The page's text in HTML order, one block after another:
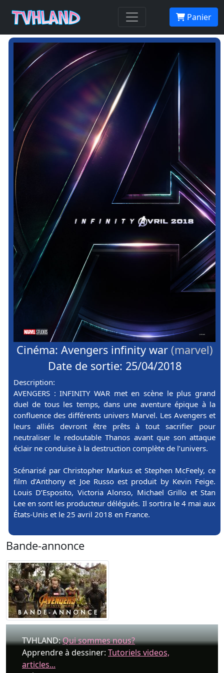
Panier
Cinéma: Avengers infinity war (marvel)
Date de sortie: 25/04/2018
Description:
AVENGERS : INFINITY WAR met en scène le plus grand
duel de tous les temps, dans une aventure épique à la
confluence des différents univers Marvel. Les Avengers et
leurs alliés devront être prêts à tout sacrifier pour
neutraliser le redoutable Thanos avant que son attaque
éclair ne conduise à la destruction complète de l’univers.
Scénarisé par Christopher Markus et Stephen McFeely, ce
film d’Anthony et Joe Russo est produit by Kevin Feige.
Louis D’Esposito, Victoria Alonso, Michael Grillo et Stan
Lee en sont les producteur délégués. Il sortira le 4 mai aux
États-Unis et le 25 avril 2018 en France.
Bande-annonce
TVHLAND:Qui sommes nous?
Apprendre à dessiner: Tutoriels videos,
articles...